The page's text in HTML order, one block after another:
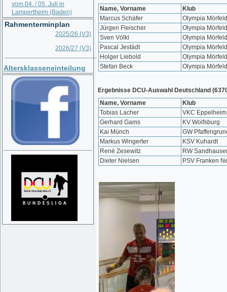
vom 04. / 05. Juli in
Lampertheim (Baden)
Rahmenterminplan
2025/26 (V3)
2026/27 (V3)
Altersklasseneinteilung
Name, Vorname
Klub
Marcus Schäfer
Olympia
Jürgen Fleischer
Olympia
Sven Völkl
Olympia
Pascal Jestädt
Olympia
Holger Liebold
Olympia
Stefan Beck
Olympia
Ergebnisse DCU-Auswahl Deutschland
Name, Vorname
Klub
Tobias Lacher
VKC Eppelheim
Gerhard Gams
KV Wolfsburg
Kai Münch
GW
Markus Wingerter
KSV Kuhardt
René Zesewitz
RW
Dieter Nielsen
PSV Franken